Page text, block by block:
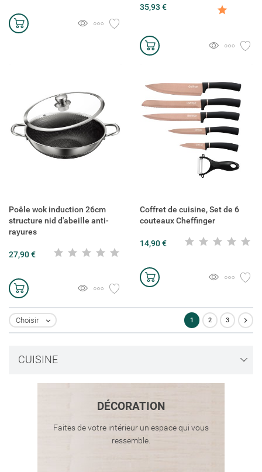
CUISINE
DÉCORATION
Faites de votre intérieur un espace qui vous
ressemble.
35,93 €
Poêle wok induction 26cm
structure nid d'abeille anti-
rayures
27,90 €
Coffret de cuisine, Set de 6
couteaux Cheffinger
14,90 €
Choisir  1 2 3 